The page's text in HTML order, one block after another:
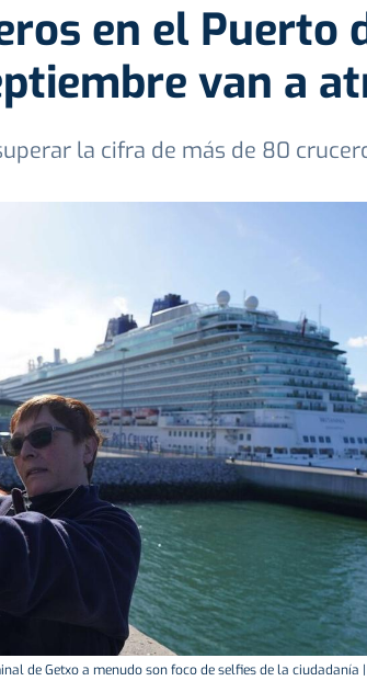
en el Puerto
van a
la cifra de más de 80
de Getxo a menudo son foco de selfies de la ciudadanía